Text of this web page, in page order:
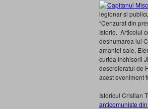
legionar si
“Cenzurat din
Istorie. Articolul
deshumarea lui
amantei sale,
curtea Inchisorii
descreieratul de
acest eveniment
Istoricul Cristian
anticomuniste